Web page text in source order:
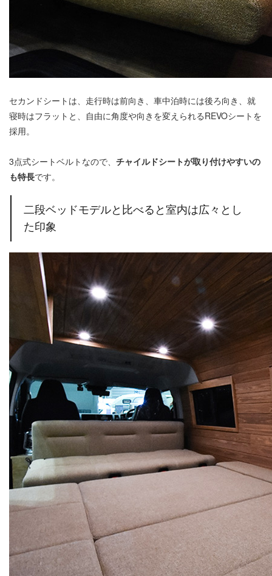
セカンドシートは、走行時は前向き、車中泊時には後ろ向き、就
寝時はフラットと、自由に角度や向きを変えられるREVOシートを
採用。
3点式シートベルトなので、 チャイルドシートが取り付けやすいの
も特長です。
二段ベッドモデルと比べると室内は広々とし
た印象